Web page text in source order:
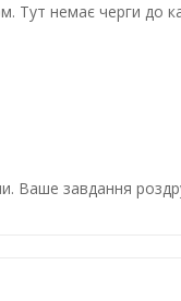
Тут немає черги до
Ваше завдання